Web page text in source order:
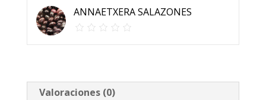
ANNAETXERA SALAZONES
Valoraciones (0)